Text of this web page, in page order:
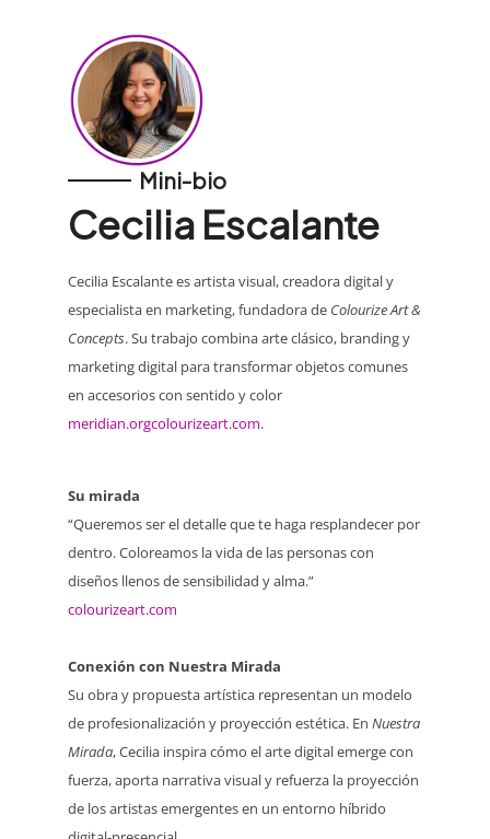
Mini-bio
Cecilia Escalante
Cecilia Escalante es artista visual, creadora digital y
especialista en marketing, fundadora de Colourize Art &
Concepts. Su trabajo combina arte clásico, branding y
marketing digital para transformar objetos comunes
en accesorios con sentido y color
meridian.orgcolourizeart.com.
Su mirada
“Queremos ser el detalle que te haga resplandecer por
dentro. Coloreamos la vida de las personas con
diseños llenos de sensibilidad y alma.”
colourizeart.com
Conexión con Nuestra Mirada
Su obra y propuesta artística representan un modelo
de profesionalización y proyección estética. EnNuestra
Mirada, Cecilia inspira cómo el arte digital emerge con
fuerza, aporta narrativa visual y refuerza la proyección
de los artistas emergentes en un entorno híbrido